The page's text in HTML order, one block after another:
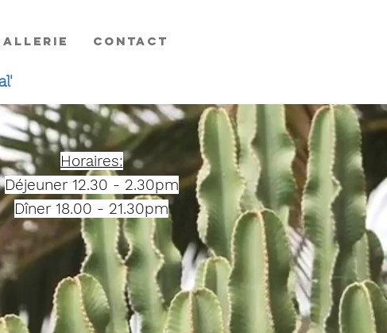
CONTACT
Horaires:
Déjeuner 12.30 - 2.30pm
Dîner 18.00 - 21.30pm